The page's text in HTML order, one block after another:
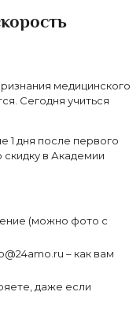
медицинского
Сегодня учиться
1 дня после первого
в Академии
(можно фото с
– как вам
даже если